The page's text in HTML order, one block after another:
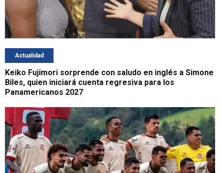
Actualidad
Keiko Fujimori sorprende con saludo en inglés a Simone
Biles, quien iniciará cuenta regresiva para los
Panamericanos 2027